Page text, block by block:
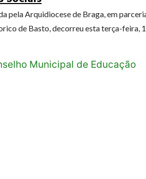
pela Arquidiocese de Braga, em
de Basto, decorreu esta terça-feira,